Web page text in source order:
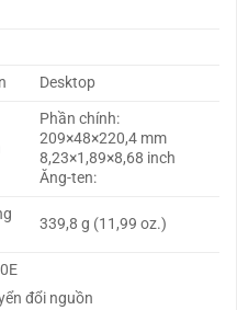
Desktop
Phần chính:
209×48×220,4 mm
8,23×1,89×8,68 inch
Ăng-ten:
339,8 g (11,99 oz.)
đổi nguồn